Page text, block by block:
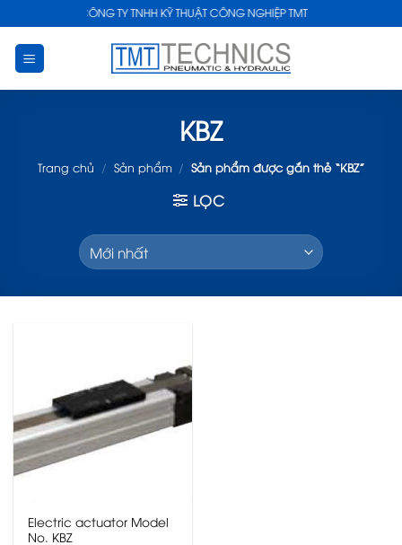
to
content
CÔNG TY TNHH KỸ THUẬT CÔNG NGHIỆP TMT
KBZ
Trang chủ / Sản phẩm / Sản phẩm được gắn thẻ “KBZ”
LỌC
Electric actuator Model
No. KBZ